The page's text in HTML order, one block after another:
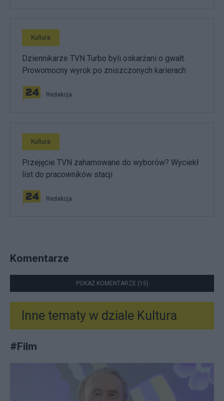
Kultura
Dziennikarze TVN Turbo byli oskarżani o gwałt.
Prowomocny wyrok po zniszczonych karierach
Redakcja
Kultura
Przejęcie TVN zahamowane do wyborów? Wyciekł
list do pracowników stacji
Redakcja
Komentarze
POKAŻ KOMENTARZE (15)
Inne tematy w dziale Kultura
#Film